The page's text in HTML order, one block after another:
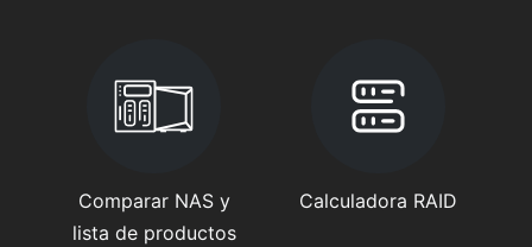
Comparar NAS y
lista de productos
Calculadora RAID